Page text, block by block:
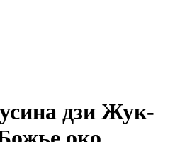
дзи Жук-